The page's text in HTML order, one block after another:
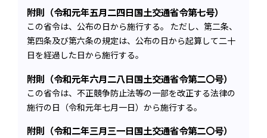
附則（令和元年五月二四日国土交通省令第七号）
この省令は、公布の日から施行する。 ただし、第二条、
第四条及び第六条の規定は、公布の日から起算して二十
日を経過した日から施行する。
附則（令和元年六月二八日国土交通省令第二〇号）
この省令は、不正競争防止法等の一部を改正する法律の
施行の日（令和元年七月一日）から施行する。
附則（令和二年三月三一日国土交通省令第二〇号）